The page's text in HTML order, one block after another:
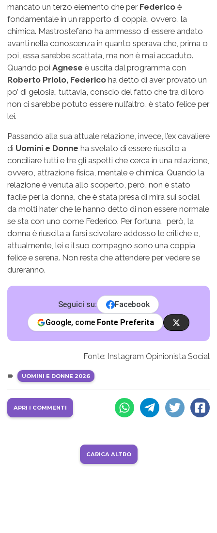
mancato un terzo elemento che per Federico è
fondamentale in un rapporto di coppia, ovvero, la
chimica. Mastrostefano ha ammesso di essere andato
avanti nella conoscenza in quanto sperava che, prima o
poi, essa sarebbe scattata, ma non è mai accaduto.
Quando poi Agnese è uscita dal programma con
Roberto Priolo, Federico ha detto di aver provato un
po’ di gelosia, tuttavia, conscio del fatto che tra di loro
non ci sarebbe potuto essere null’altro, è stato felice per
lei.
Passando alla sua attuale relazione, invece, l’ex cavaliere
di Uomini e Donne ha svelato di essere riuscito a
conciliare tutti e tre gli aspetti che cerca in una relazione,
ovvero, attrazione fisica, mentale e chimica. Quando la
relazione è venuta allo scoperto, però, non è stato
facile per la donna, che è stata presa di mira sui social
da molti hater che le hanno detto di non essere normale
se sta con uno come Federico. Per fortuna, però, la
donna è riuscita a farsi scivolare addosso le critiche e,
attualmente, lei e il suo compagno sono una coppia
felice e serena. Non resta che attendere per vedere se
dureranno.
Seguici su:
Facebook
Google, come Fonte Preferita
Fonte: Instagram Opinionista Social
UOMINI E DONNE 2026
APRI I COMMENTI
CARICA ALTRO